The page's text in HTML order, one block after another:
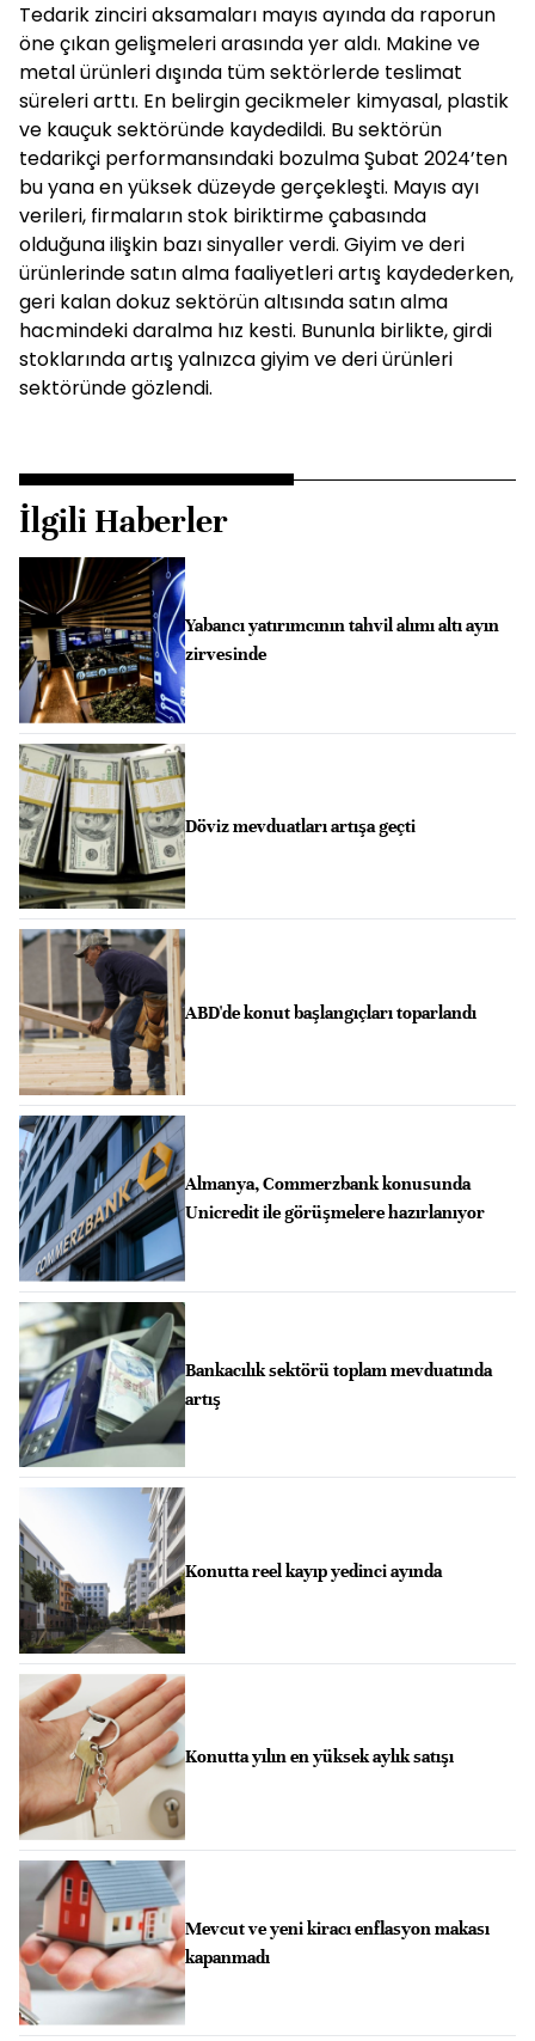
Tedarik zinciri aksamaları mayıs ayında da raporun
öne çıkan gelişmeleri arasında yer aldı. Makine ve
metal ürünleri dışında tüm sektörlerde teslimat
süreleri arttı. En belirgin gecikmeler kimyasal, plastik
ve kauçuk sektöründe kaydedildi. Bu sektörün
tedarikçi performansındaki bozulma Şubat 2024’ten
bu yana en yüksek düzeyde gerçekleşti. Mayıs ayı
verileri, firmaların stok biriktirme çabasında
olduğuna ilişkin bazı sinyaller verdi. Giyim ve deri
ürünlerinde satın alma faaliyetleri artış kaydederken,
geri kalan dokuz sektörün altısında satın alma
hacmindeki daralma hız kesti. Bununla birlikte, girdi
stoklarında artış yalnızca giyim ve deri ürünleri
sektöründe gözlendi.
İlgili Haberler
Yabancı yatırımcının tahvil alımı altı ayın
zirvesinde
Döviz mevduatları artışa geçti
ABD'de konut başlangıçları toparlandı
Almanya, Commerzbank konusunda
Unicredit ile görüşmelere hazırlanıyor
Bankacılık sektörü toplam mevduatında
artış
Konutta reel kayıp yedinci ayında
Konutta yılın en yüksek aylık satışı
Mevcut ve yeni kiracı enflasyon makası
kapanmadı